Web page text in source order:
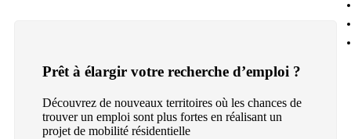
Prêt à élargir votre recherche d’emploi ?
Découvrez de nouveaux territoires où les chances de
trouver un emploi sont plus fortes en réalisant un
projet de mobilité résidentielle